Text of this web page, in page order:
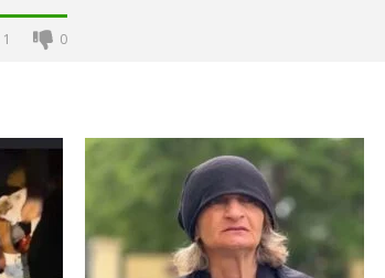
0